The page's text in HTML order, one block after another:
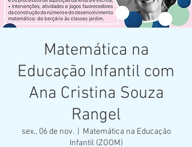
Matemática na
Educação Infantil com
Ana Cristina Souza
Rangel
sex., 06 de nov.
  |
Matemática na Educação
Infantil (ZOOM)